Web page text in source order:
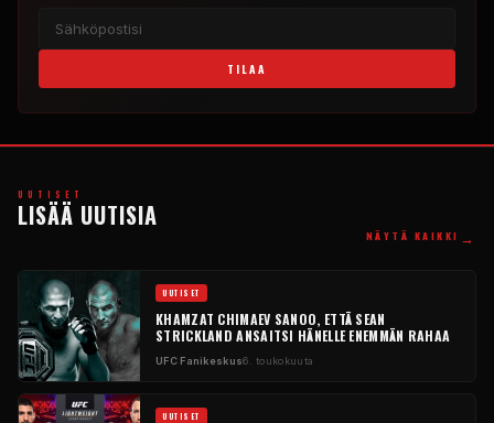
TILAA
UUTISET
LISÄÄ UUTISIA
NÄYTÄ KAIKKI →
UUTISET
KHAMZAT CHIMAEV SANOO, ETTÄ SEAN
STRICKLAND ANSAITSI HÄNELLE ENEMMÄN RAHAA
UFCFanikeskus6. toukokuuta
UUTISET